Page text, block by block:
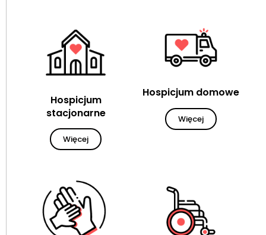
Hospicjum
stacjonarne
Więcej
Hospicjum domowe
Więcej